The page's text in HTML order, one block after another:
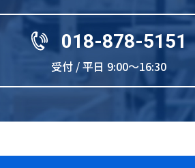
018-878-5151
受付 / 平日 9:00～16:30